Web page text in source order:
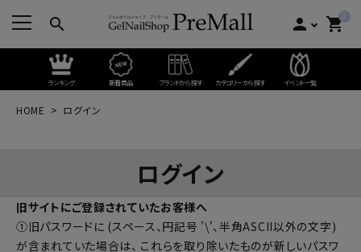
search person 0
shopping_cart
ランキング 新着商品 ブランドから探す カテゴリーから探す イベント一覧
HOME ログイン
ログイン
旧サイトにご登録されていたお客様へ
①旧パスワードに (スペース、円記号 '\'、半角ASCII以外の文字)
が含まれていた場合は、 これらを取り除いたものが新しいパスワ